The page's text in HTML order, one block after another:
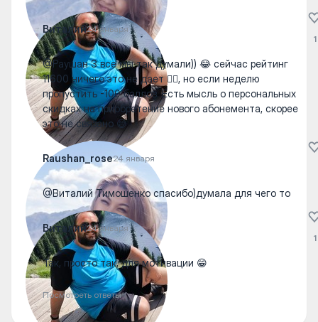
Виталий24 января
@Раушан З все мы так думали)) 😂 сейчас рейтинг
11600 ничего это не дает 🤷‍♀️, но если неделю
пропустить -100 баллов. Есть мысль о персональных
скидках на приобретение нового абонемента, скорее
это не связано 😅
1
Raushan_rose24 января
@Виталий Тимошенко спасибо)думала для чего то
Виталий24 января
Так, просто так, для мотивации 😁
Посмотреть ответы
1